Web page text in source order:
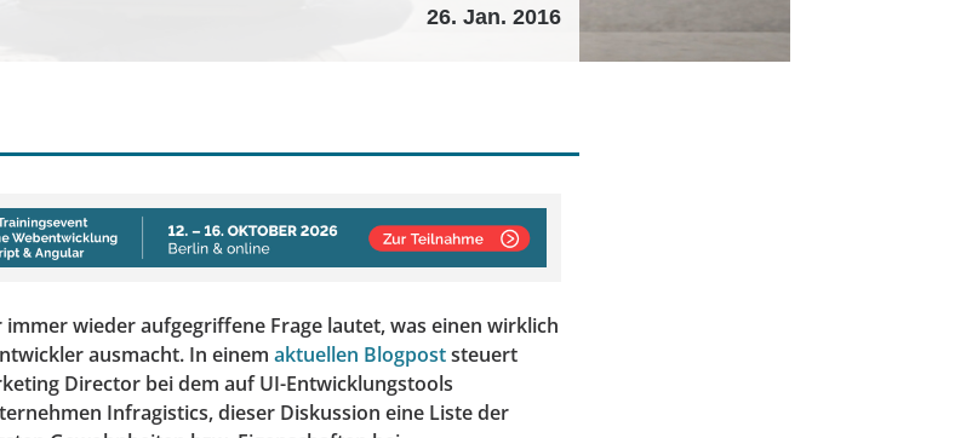
26. Jan. 2016
immer wieder aufgegriffene Frage lautet, was einen wirklich
ausmacht. In einem aktuellen Blogpoststeuert
Director bei dem auf UI-Entwicklungstools
Infragistics, dieser Diskussion eine Liste der